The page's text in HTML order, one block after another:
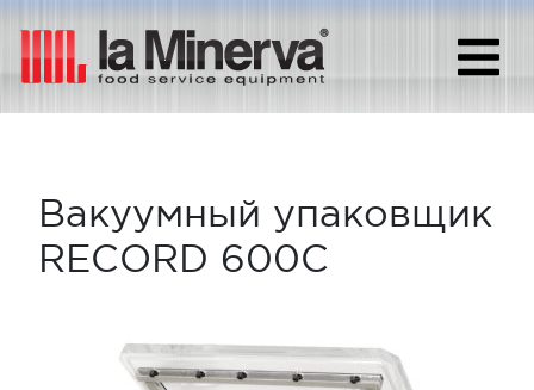
Вакуумный упаковщик
RECORD 600C